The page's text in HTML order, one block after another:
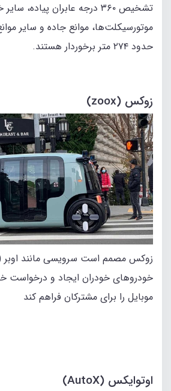
تشخیص ۳۶۰ درجه عابران پیاده،
موتورسیکلت‌ها، موانع جاده و سایر
حدود ۲۷۴ متر برخوردار هستند.
زوکس (zoox)
خودروهای خودران ایجاد و درخواست
موبایل را برای مشترکان فراهم کند
اوتوایکس (AutoX)